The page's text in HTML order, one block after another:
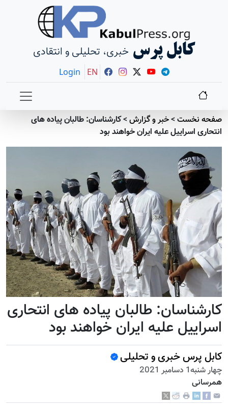
کابل پرس خبری، تحلیلی و انتقادی
Login EN
صفحه نخست>خبر و گزارش>کارشناسان: طالبان پیاده های
انتحاری اسراییل علیه ایران خواهند بود
کارشناسان: طالبان پیاده های انتحاری
اسراییل علیه ایران خواهند بود
کابل پرس خبری و تحلیلی
چهار شنبه1 دسامبر 2021
همرسانی